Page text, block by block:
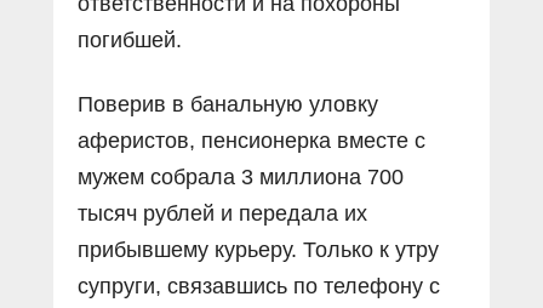
погибшей.
Поверив в банальную уловку
аферистов, пенсионерка вместе с
мужем собрала 3 миллиона 700
тысяч рублей и передала их
прибывшему курьеру. Только к утру
супруги, связавшись по телефону с